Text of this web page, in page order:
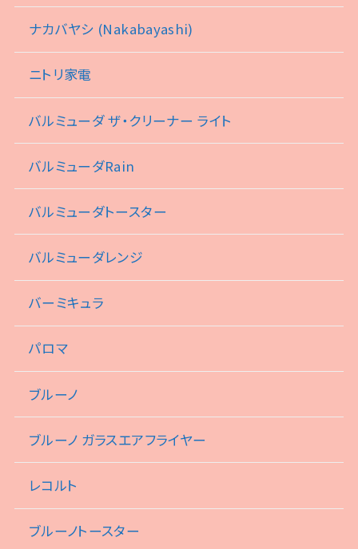
ナカバヤシ (Nakabayashi)
ニトリ家電
バルミューダ ザ・クリーナー ライト
バルミューダRain
バルミューダトースター
バルミューダレンジ
バーミキュラ
パロマ
ブルーノ
ブルーノ ガラスエアフライヤー
レコルト
ブルーノトースター